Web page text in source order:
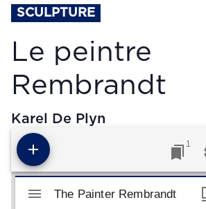
SCULPTURE
Le peintre
Rembrandt
Karel De Plyn
1
Visualiseur Mirador
The Painter Rembrandt
The Painter Rembrandt